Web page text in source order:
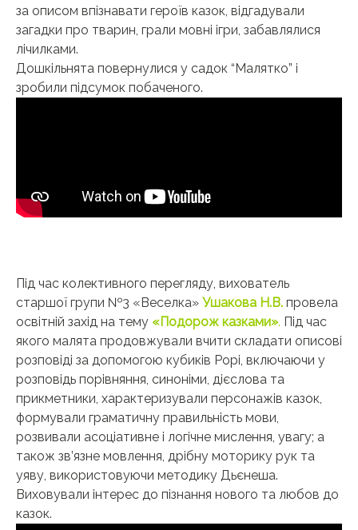
за описом впізнавати героїв казок, відгадували
загадки про тварин, грали мовні ігри, забавлялися
лічилками.
Дошкільнята повернулися у садок “Малятко” і
зробили підсумок побаченого.
Під час колективного перегляду, вихователь
старшої групи №3 «Веселка» Ушакова Н.В. провела
освітній захід на тему «Подорож казками». Під час
якого малята продовжували вчити складати описові
розповіді за допомогою кубиків Рорі, включаючи у
розповідь порівняння, синоніми, дієслова та
прикметники, характеризували персонажів казок,
формували граматичну правильність мови,
розвивали асоціативне і логічне мислення, увагу; а
також зв’язне мовлення, дрібну моторику рук та
уяву, використовуючи методику Дьєнеша.
Виховували інтерес до пізнання нового та любов до
казок.